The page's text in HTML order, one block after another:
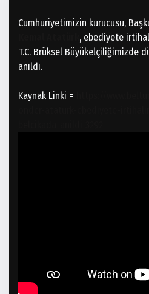
Cumhuriyetimizin kurucusu,
, ebediyete
T.C. Brüksel Büyükelçiliğimizde
anıldı.
Kaynak Linki =